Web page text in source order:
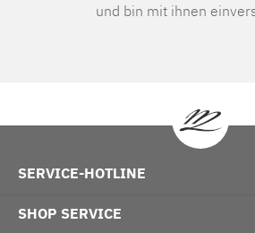
und bin mit ihnen
SERVICE-HOTLINE
SHOP SERVICE